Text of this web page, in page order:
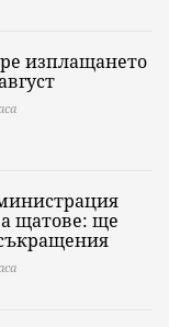
изплащането
щатове: ще